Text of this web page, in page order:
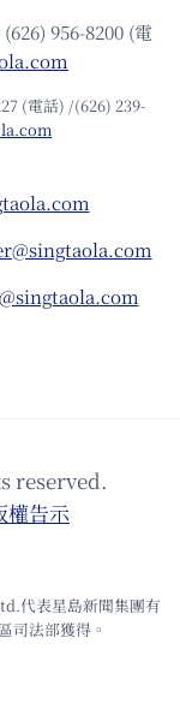
(626) 956-8200 (電
(電話) /(626) 239-
reserved.
權告⽰
代表星島新聞集團有
司法部獲得。